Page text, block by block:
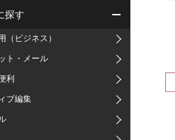
探す
（ビジネス）
ト・メール
利
ブ編集